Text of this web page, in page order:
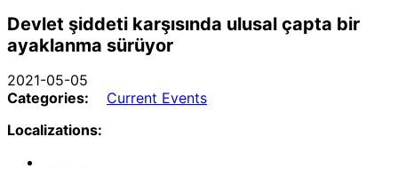
Devlet şiddeti karşısında ulusal çapta bir
ayaklanma sürüyor
2021-05-05
Categories:
Current Events
Localizations: